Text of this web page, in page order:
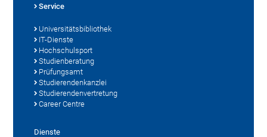
Service
Universitätsbibliothek
IT-Dienste
Hochschulsport
Studienberatung
Prüfungsamt
Studierendenkanzlei
Studierendenvertretung
Career Centre
Dienste